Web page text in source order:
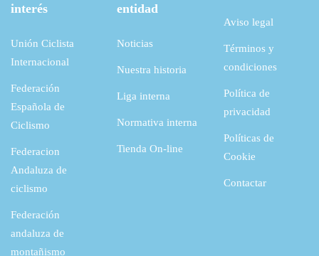
interés
Unión Ciclista
Internacional
Federación
Española de
Ciclismo
Federacion
Andaluza de
ciclismo
Federación
andaluza de
montañismo
entidad
Noticias
Nuestra historia
Liga interna
Normativa interna
Tienda On-line
Aviso legal
Términos y
condiciones
Política de
privacidad
Políticas de
Cookie
Contactar